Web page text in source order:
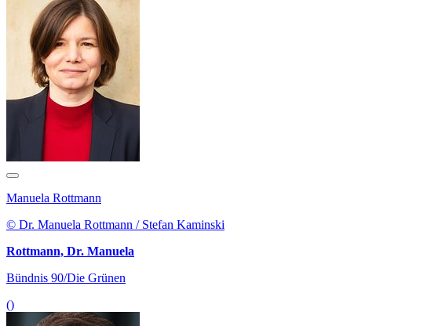
Manuela Rottmann
© Dr. Manuela Rottmann / Stefan Kaminski
Rottmann, Dr. Manuela
Bündnis 90/Die Grünen
()